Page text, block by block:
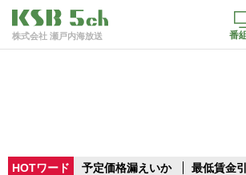
株式会社 瀬戸内海放送 番
HOTワード 予定価格漏えいか 最低賃金